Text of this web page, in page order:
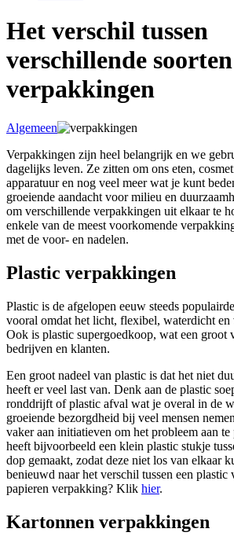
Het verschil tussen
verschillende soorten
verpakkingen
Algemeen
Verpakkingen zijn heel belangrijk en we
dagelijks leven. Ze zitten om ons eten,
apparatuur en nog veel meer wat je kunt
groeiende aandacht voor milieu en
om verschillende verpakkingen uit elkaar te
enkele van de meest voorkomende
met de voor- en nadelen.
Plastic verpakkingen
Plastic is de afgelopen eeuw steeds
vooral omdat het licht, flexibel, waterdicht en
Ook is plastic supergoedkoop, wat een groot
bedrijven en klanten.
Een groot nadeel van plastic is dat het niet
heeft er veel last van. Denk aan de plastic
ronddrijft of plastic afval wat je overal in de
groeiende bezorgdheid bij veel mensen
vaker aan initiatieven om het probleem aan
heeft bijvoorbeeld een klein plastic stukje
dop gemaakt, zodat deze niet los van elkaar
benieuwd naar het verschil tussen een plastic
papieren verpakking? Klik hier.
Kartonnen verpakkingen